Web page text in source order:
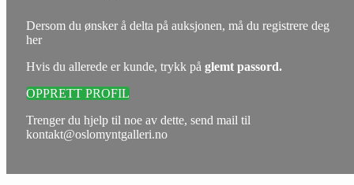
Dersom du ønsker å delta på auksjonen, må du registrere deg
her
Hvis du allerede er kunde, trykk på glemt passord.
OPPRETT PROFIL
Trenger du hjelp til noe av dette, send mail til
kontakt@oslomyntgalleri.no